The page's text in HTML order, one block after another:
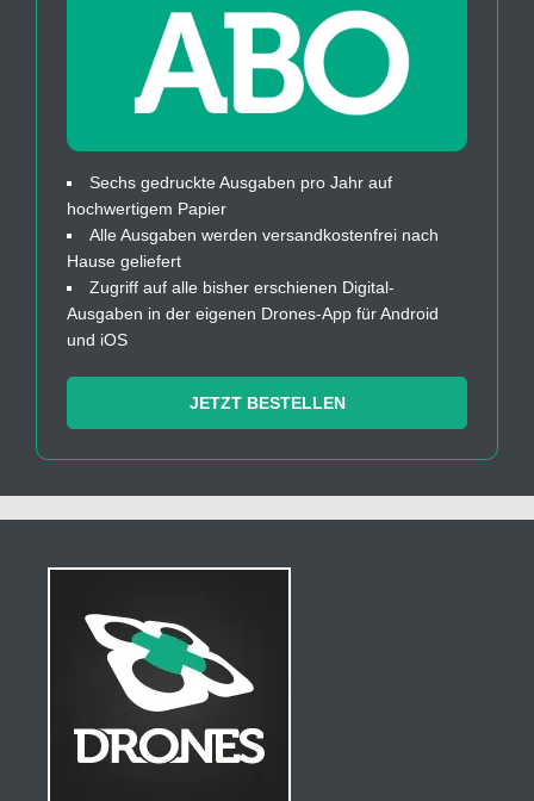
Sechs gedruckte Ausgaben pro Jahr auf
hochwertigem Papier
Alle Ausgaben werden versandkostenfrei nach
Hause geliefert
Zugriff auf alle bisher erschienen Digital-
Ausgaben in der eigenen Drones-App für Android
und iOS
JETZT BESTELLEN